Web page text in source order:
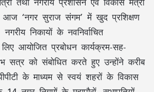
‘नगर सुराज संगम’ में खुद प्रशिक्षण
निकायों के नवनिर्वाचित
आयोजित प्रबोधन कार्यक्रम-सह-
सत्र को संबोधित करते हुए उन्होंने करीब
के माध्यम से स्वयं शहरों के विकास